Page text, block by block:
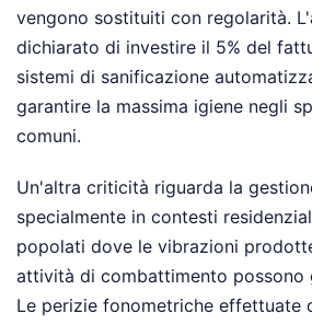
vengono sostituiti con regolarità.
dichiarato di investire il 5% del
sistemi di sanificazione
garantire la massima igiene negli
comuni.
Un'altra criticità riguarda la
specialmente in contesti
popolati dove le vibrazioni
attività di combattimento possono
Le perizie fonometriche effettuate